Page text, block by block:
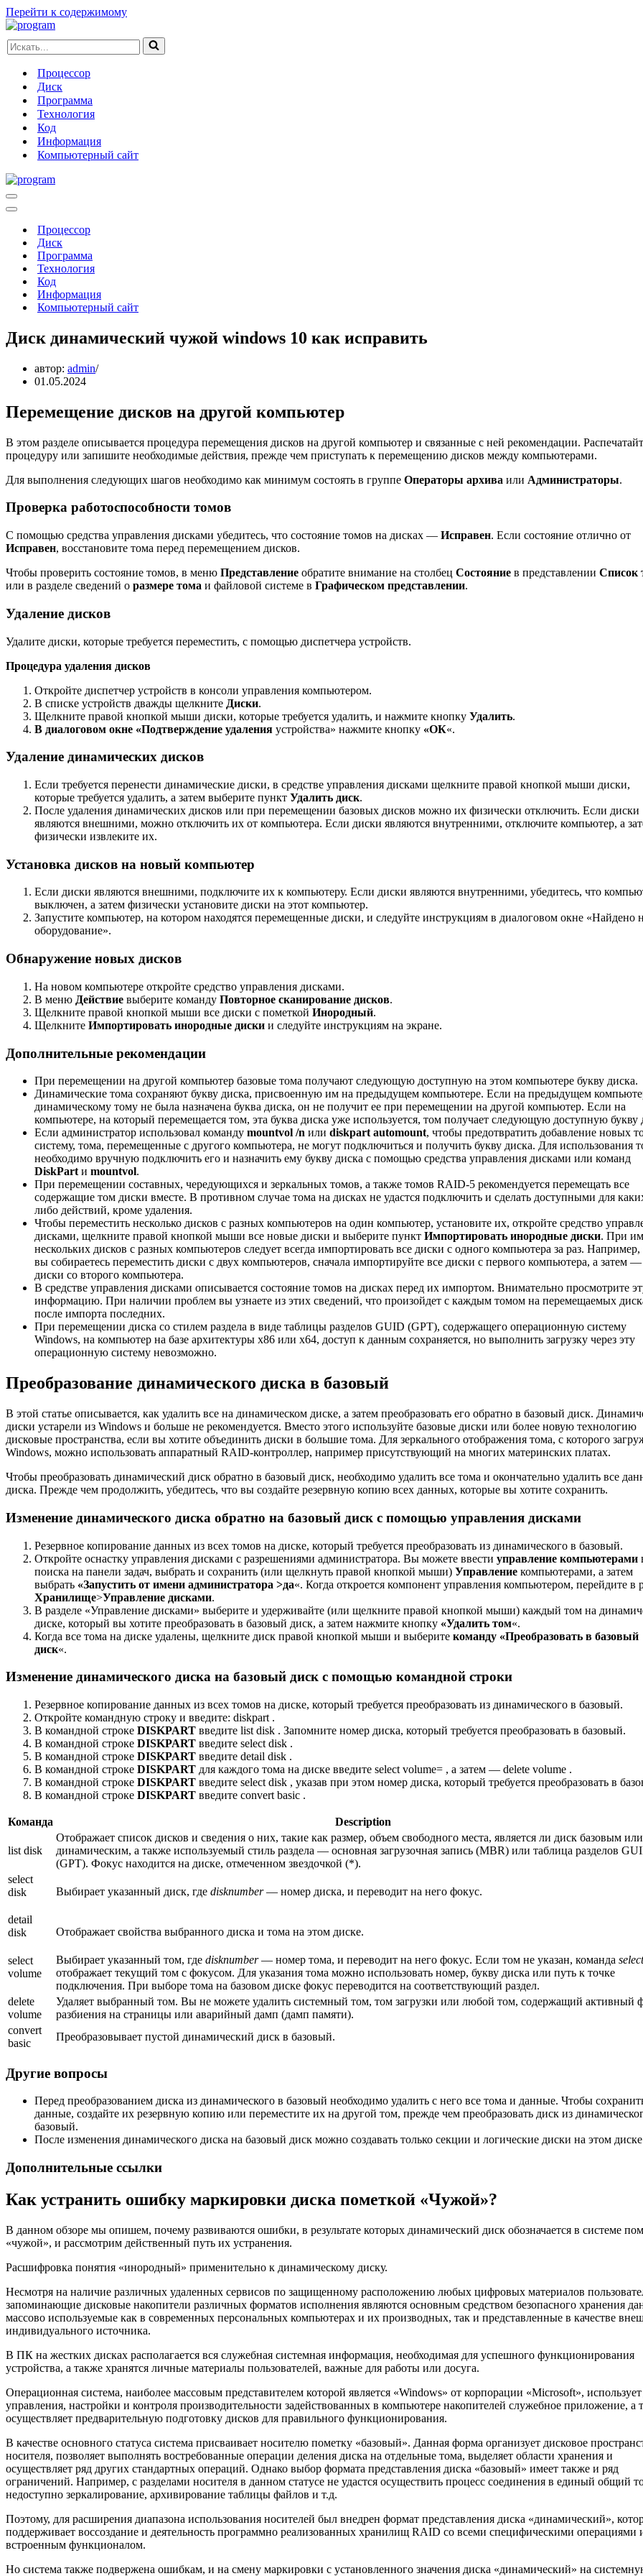
Перейти к содержимому
Искать...
Процессор
Диск
Программа
Технология
Код
Информация
Компьютерный сайт
Меню
навигации
Меню
навигацииПроцессор
Диск
Программа
Технология
Код
Информация
Компьютерный сайт
Диск динамический чужой windows 10 как исправить
автор: admin
01.05.2024
Перемещение дисков на другой компьютер
В этом разделе описывается процедура перемещения дисков на другой компьютер и связанные с ней рекомендации.
процедуру или запишите необходимые действия, прежде чем приступать к перемещению дисков между компьютерами.
Для выполнения следующих шагов необходимо как минимум состоять в группе Операторы архива или Администраторы.
Проверка работоспособности томов
С помощью средства управления дисками убедитесь, что состояние томов на дисках — Исправен. Если состояние отлично от
Исправен, восстановите тома перед перемещением дисков.
Чтобы проверить состояние томов, в меню Представление обратите внимание на столбец Состояние в представлении Список
или в разделе сведений о размере тома и файловой системе в Графическом представлении.
Удаление дисков
Удалите диски, которые требуется переместить, с помощью диспетчера устройств.
Процедура удаления дисков
Откройте диспетчер устройств в консоли управления компьютером.
В списке устройств дважды щелкните Диски.
Щелкните правой кнопкой мыши диски, которые требуется удалить, и нажмите кнопку Удалить.
В диалоговом окне «Подтверждение удаления устройства» нажмите кнопку «ОК«.
Удаление динамических дисков
Если требуется перенести динамические диски, в средстве управления дисками щелкните правой кнопкой мыши диски,
которые требуется удалить, а затем выберите пункт Удалить диск.
После удаления динамических дисков или при перемещении базовых дисков можно их физически отключить. Если диски
являются внешними, можно отключить их от компьютера. Если диски являются внутренними, отключите компьютер, а
физически извлеките их.
Установка дисков на новый компьютер
Если диски являются внешними, подключите их к компьютеру. Если диски являются внутренними, убедитесь, что
выключен, а затем физически установите диски на этот компьютер.
Запустите компьютер, на котором находятся перемещенные диски, и следуйте инструкциям в диалоговом окне «Найдено
оборудование».
Обнаружение новых дисков
На новом компьютере откройте средство управления дисками.
В меню Действие выберите команду Повторное сканирование дисков.
Щелкните правой кнопкой мыши все диски с пометкой Инородный.
Щелкните Импортировать инородные диски и следуйте инструкциям на экране.
Дополнительные рекомендации
При перемещении на другой компьютер базовые тома получают следующую доступную на этом компьютере букву диска.
Динамические тома сохраняют букву диска, присвоенную им на предыдущем компьютере. Если на предыдущем
динамическому тому не была назначена буква диска, он не получит ее при перемещении на другой компьютер. Если на
компьютере, на который перемещается том, эта буква диска уже используется, том получает следующую доступную букву
Если администратор использовал команду mountvol /n или diskpart automount, чтобы предотвратить добавление новых
систему, тома, перемещенные с другого компьютера, не могут подключиться и получить букву диска. Для использования
необходимо вручную подключить его и назначить ему букву диска с помощью средства управления дисками или команд
DiskPart и mountvol.
При перемещении составных, чередующихся и зеркальных томов, а также томов RAID-5 рекомендуется перемещать все
содержащие том диски вместе. В противном случае тома на дисках не удастся подключить и сделать доступными для
либо действий, кроме удаления.
Чтобы переместить несколько дисков с разных компьютеров на один компьютер, установите их, откройте средство
дисками, щелкните правой кнопкой мыши все новые диски и выберите пункт Импортировать инородные диски. При
нескольких дисков с разных компьютеров следует всегда импортировать все диски с одного компьютера за раз. Например,
вы собираетесь переместить диски с двух компьютеров, сначала импортируйте все диски с первого компьютера, а затем —
диски со второго компьютера.
В средстве управления дисками описывается состояние томов на дисках перед их импортом. Внимательно просмотрите
информацию. При наличии проблем вы узнаете из этих сведений, что произойдет с каждым томом на перемещаемых
после импорта последних.
При перемещении диска со стилем раздела в виде таблицы разделов GUID (GPT), содержащего операционную систему
Windows, на компьютер на базе архитектуры x86 или x64, доступ к данным сохраняется, но выполнить загрузку через эту
операционную систему невозможно.
Преобразование динамического диска в базовый
В этой статье описывается, как удалить все на динамическом диске, а затем преобразовать его обратно в базовый диск.
диски устарели из Windows и больше не рекомендуется. Вместо этого используйте базовые диски или более новую технологию
дисковые пространства, если вы хотите объединить диски в большие тома. Для зеркального отображения тома, с которого
Windows, можно использовать аппаратный RAID-контроллер, например присутствующий на многих материнских платах.
Чтобы преобразовать динамический диск обратно в базовый диск, необходимо удалить все тома и окончательно удалить все
диска. Прежде чем продолжить, убедитесь, что вы создайте резервную копию всех данных, которые вы хотите сохранить.
Изменение динамического диска обратно на базовый диск с помощью управления дисками
Резервное копирование данных из всех томов на диске, который требуется преобразовать из динамического в базовый.
Откройте оснастку управления дисками с разрешениями администратора. Вы можете ввести управление компьютерами
поиска на панели задач, выбрать и сохранить (или щелкнуть правой кнопкой мыши) Управление компьютерами, а затем
выбрать «Запустить от имени администратора >да«. Когда откроется компонент управления компьютером, перейдите в
Хранилище>Управление дисками.
В разделе «Управление дисками» выберите и удерживайте (или щелкните правой кнопкой мыши) каждый том на
диске, который вы хотите преобразовать в базовый диск, а затем нажмите кнопку «Удалить том«.
Когда все тома на диске удалены, щелкните диск правой кнопкой мыши и выберите команду «Преобразовать в базовый
диск«.
Изменение динамического диска на базовый диск с помощью командной строки
Резервное копирование данных из всех томов на диске, который требуется преобразовать из динамического в базовый.
Откройте командную строку и введите: diskpart .
В командной строке DISKPART введите list disk . Запомните номер диска, который требуется преобразовать в базовый.
В командной строке DISKPART введите select disk .
В командной строке DISKPART введите detail disk .
В командной строке DISKPART для каждого тома на диске введите select volume= , а затем — delete volume .
В командной строке DISKPART введите select disk , указав при этом номер диска, который требуется преобразовать в
В командной строке DISKPART введите convert basic .
Команда Description
list disk
Отображает список дисков и сведения о них, такие как размер, объем свободного места, является ли диск базовым или
динамическим, а также используемый стиль раздела — основная загрузочная запись (MBR) или таблица разделов
(GPT). Фокус находится на диске, отмеченном звездочкой (*).
select
disk
Выбирает указанный диск, где disknumber— номер диска, и переводит на него фокус.
detail
disk
Отображает свойства выбранного диска и тома на этом диске.
select
volume
Выбирает указанный том, где disknumber— номер тома, и переводит на него фокус. Если том не указан, команда select
отображает текущий том с фокусом. Для указания тома можно использовать номер, букву диска или путь к точке
подключения. При выборе тома на базовом диске фокус переводится на соответствующий раздел.
delete
volume
Удаляет выбранный том. Вы не можете удалить системный том, том загрузки или любой том, содержащий активный
разбиения на страницы или аварийный дамп (дамп памяти).
convert
basic
Преобразовывает пустой динамический диск в базовый.
Другие вопросы
Перед преобразованием диска из динамического в базовый необходимо удалить с него все тома и данные. Чтобы
данные, создайте их резервную копию или переместите их на другой том, прежде чем преобразовать диск из
базовый.
После изменения динамического диска на базовый диск можно создавать только секции и логические диски на этом
Дополнительные ссылки
Как устранить ошибку маркировки диска пометкой «Чужой»?
В данном обзоре мы опишем, почему развиваются ошибки, в результате которых динамический диск обозначается в системе
«чужой», и рассмотрим действенный путь их устранения.
Расшифровка понятия «инородный» применительно к динамическому диску.
Несмотря на наличие различных удаленных сервисов по защищенному расположению любых цифровых материалов
запоминающие дисковые накопители различных форматов исполнения являются основным средством безопасного хранения
массово используемые как в современных персональных компьютерах и их производных, так и представленные в качестве
индивидуального источника.
В ПК на жестких дисках располагается вся служебная системная информация, необходимая для успешного функционирования
устройства, а также хранятся личные материалы пользователей, важные для работы или досуга.
Операционная система, наиболее массовым представителем которой является «Windows» от корпорации «Microsoft»,
управления, настройки и контроля производительности задействованных в компьютере накопителей служебное приложение, а
осуществляет предварительную подготовку дисков для правильного функционирования.
В качестве основного статуса система присваивает носителю пометку «базовый». Данная форма организует дисковое
носителя, позволяет выполнять востребованные операции деления диска на отдельные тома, выделяет области хранения и
осуществляет ряд других стандартных операций. Однако выбор формата представления диска «базовый» имеет также и ряд
ограничений. Например, с разделами носителя в данном статусе не удастся осуществить процесс соединения в единый общий
недоступно зеркалирование, архивирование таблицы файлов и т.д.
Поэтому, для расширения диапазона использования носителей был внедрен формат представления диска «динамический»,
поддерживает воссоздание и деятельность программно реализованных хранилищ RAID со всеми специфическими операциями
встроенным функционалом.
Но система также подвержена ошибкам, и на смену маркировки с установленного значения диска «динамический» на